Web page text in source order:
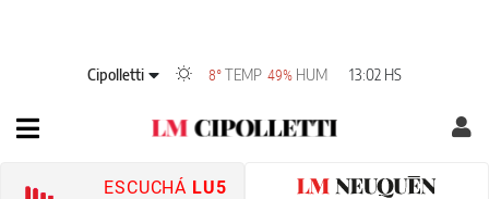
Cipolletti 8°TEMP 49% HUM 13:02 HS
ESCUCHÁ LU5